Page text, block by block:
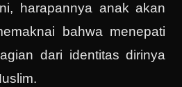
harapannya anak akan
bahwa menepati
dari identitas dirinya